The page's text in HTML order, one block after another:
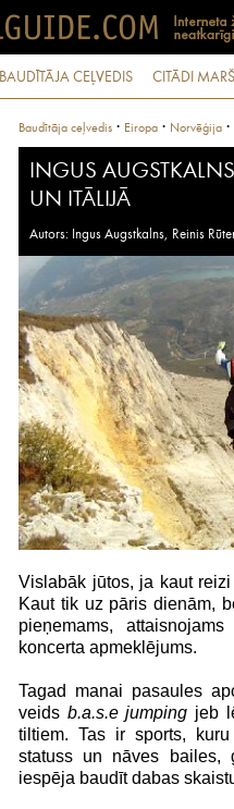
BAUDĪTĀJA CEĻVEDIS CITĀDI
Baudītāja ceļvedis · Eiropa · Norvēģija ·
INGUS
UN ITĀLIJĀ
Autors: Ingus Augstkalns, Reinis
Vislabāk jūtos, ja kaut
Kaut tik uz pāris dienām,
pieņemams,
koncerta apmeklējums.
Tagad manai pasaules
veids b.a.s.e jumping jeb
tiltiem. Tas ir sports,
statuss un nāves bailes,
iespēja baudīt dabas